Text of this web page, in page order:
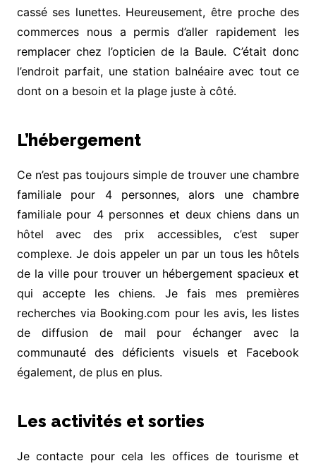
cassé ses lunettes. Heureusement, être proche des
commerces nous a permis d’aller rapidement les
remplacer chez l’opticien de la Baule. C’était donc
l’endroit parfait, une station balnéaire avec tout ce
dont on a besoin et la plage juste à côté.
L’hébergement
Ce n’est pas toujours simple de trouver une chambre
familiale pour 4 personnes, alors une chambre
familiale pour 4 personnes et deux chiens dans un
hôtel avec des prix accessibles, c’est super
complexe. Je dois appeler un par un tous les hôtels
de la ville pour trouver un hébergement spacieux et
qui accepte les chiens. Je fais mes premières
recherches via Booking.com pour les avis, les listes
de diffusion de mail pour échanger avec la
communauté des déficients visuels et Facebook
également, de plus en plus.
Les activités et sorties
Je contacte pour cela les offices de tourisme et